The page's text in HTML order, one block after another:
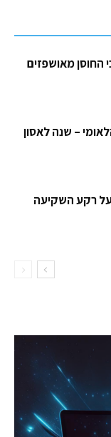
החוסן מאושפזים
– שנה לאסון
על רקע השקיעה